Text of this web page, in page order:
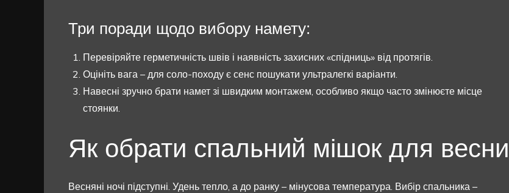
Три поради щодо вибору намету:
Перевіряйте герметичність швів і наявність захисних «спідниць» від протягів.
Оцініть вага – для соло-походу є сенс пошукати ультралегкі варіанти.
Навесні зручно брати намет зі швидким монтажем, особливо якщо часто змінюєте місце
стоянки.
Як обрати спальний мішок для весни
Весняні ночі підступні. Удень тепло, а до ранку – мінусова температура. Вибір спальника –